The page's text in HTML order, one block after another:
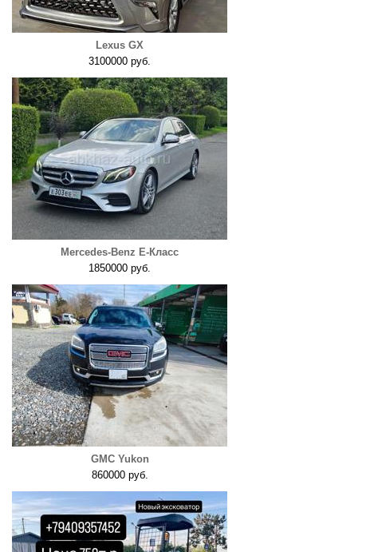
Lexus GX
3100000 руб.
Mercedes-Benz E-Класс
1850000 руб.
GMC Yukon
860000 руб.